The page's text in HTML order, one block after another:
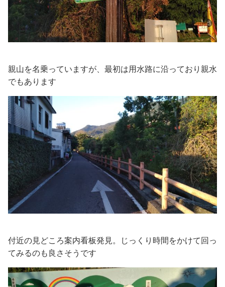
親山を名乗っていますが、最初は用水路に沿っており親水
でもあります
付近の見どころ案内看板発見。じっくり時間をかけて回っ
てみるのも良さそうです